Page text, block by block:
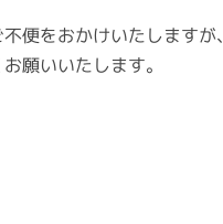
便をおかけいたします
願いいたします。